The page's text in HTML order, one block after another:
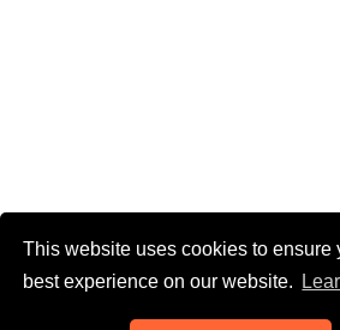
This website uses cookies to ensure
best experience on our website.